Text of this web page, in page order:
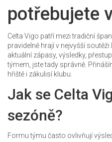
potřebujete
Celta Vigo patří mezi tradiční
pravidelně hrají v nejvyšší
aktuální zápasy, výsledky,
týmem, jste tady správně.
hřiště i zákulisí klubu.
Jak se Celta
sezóně?
Formu týmu často ovlivňují